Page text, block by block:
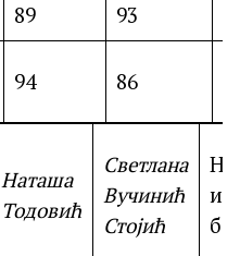
89 93
94 86
Наташа
Тодовић
Светлана
Вучинић
Стојић
и